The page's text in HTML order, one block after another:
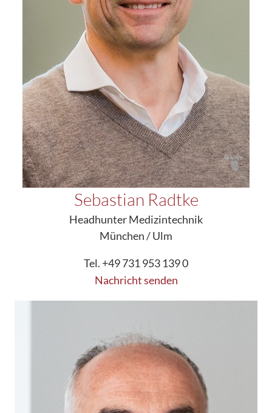
Sebastian Radtke
Headhunter Medizintechnik
München / Ulm
Tel. +49 731 953 139 0
Nachricht senden